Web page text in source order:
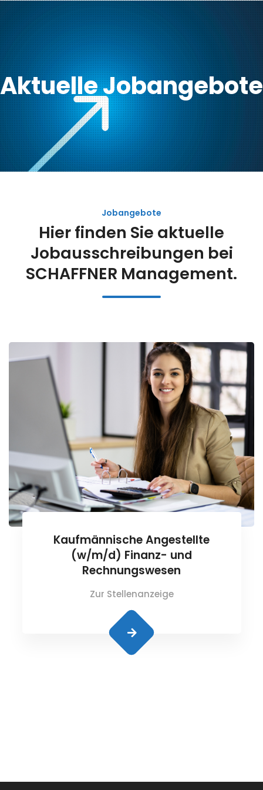
Aktuelle Jobangebote
Jobangebote
Hier finden Sie aktuelle
Jobausschreibungen bei
SCHAFFNER Management.
Kaufmännische Angestellte
(w/m/d) Finanz- und
Rechnungswesen
Zur Stellenanzeige